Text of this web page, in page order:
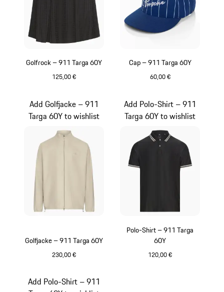
Golfrock – 911 Targa 60Y
125,00 €
Cap – 911 Targa 60Y
60,00 €
Golfjacke – 911 Targa 60Y
230,00 €
Add Golfjacke – 911
Targa 60Y to wishlist
Polo-Shirt – 911 Targa
60Y
120,00 €
Add Polo-Shirt – 911
Targa 60Y to wishlist
Add Polo-Shirt – 911